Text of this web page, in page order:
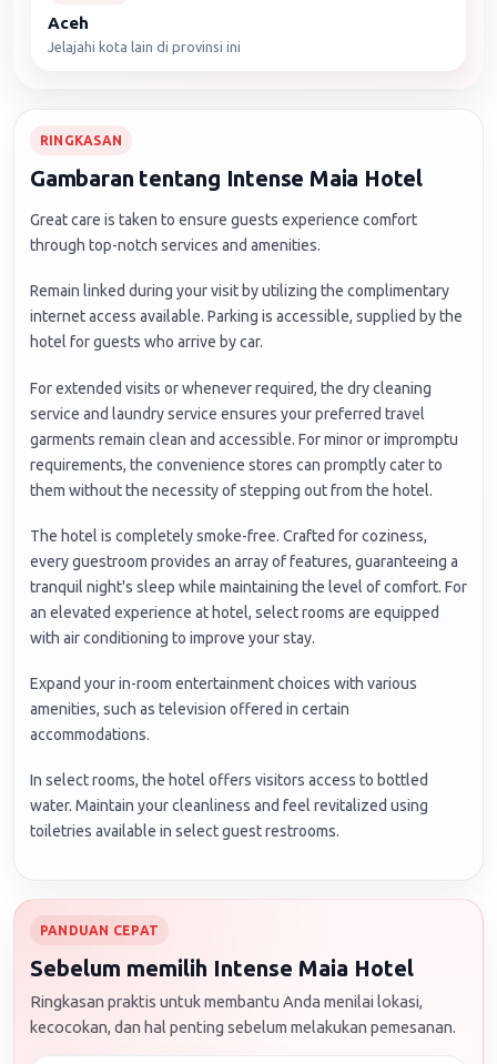
Aceh
Jelajahi kota lain di provinsi ini
RINGKASAN
Gambaran tentang Intense Maia Hotel
Great care is taken to ensure guests experience comfort
through top-notch services and amenities.
Remain linked during your visit by utilizing the complimentary
internet access available. Parking is accessible, supplied by the
hotel for guests who arrive by car.
For extended visits or whenever required, the dry cleaning
service and laundry service ensures your preferred travel
garments remain clean and accessible. For minor or impromptu
requirements, the convenience stores can promptly cater to
them without the necessity of stepping out from the hotel.
The hotel is completely smoke-free. Crafted for coziness,
every guestroom provides an array of features, guaranteeing a
tranquil night's sleep while maintaining the level of comfort. For
an elevated experience at hotel, select rooms are equipped
with air conditioning to improve your stay.
Expand your in-room entertainment choices with various
amenities, such as television offered in certain
accommodations.
In select rooms, the hotel offers visitors access to bottled
water. Maintain your cleanliness and feel revitalized using
toiletries available in select guest restrooms.
PANDUAN CEPAT
Sebelum memilih Intense Maia Hotel
Ringkasan praktis untuk membantu Anda menilai lokasi,
kecocokan, dan hal penting sebelum melakukan pemesanan.